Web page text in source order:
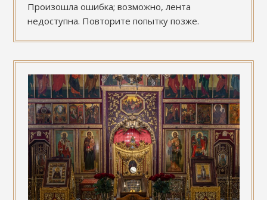
Произошла ошибка; возможно, лента
недоступна. Повторите попытку позже.